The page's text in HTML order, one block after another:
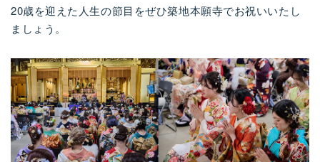
20歳を迎えた人生の節目をぜひ築地本願寺でお祝いいたし
ましょう。